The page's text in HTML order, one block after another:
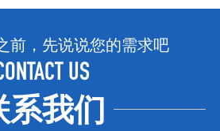
前，先说说您的需求吧
US
系我们